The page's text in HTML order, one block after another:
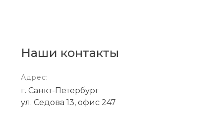
Наши контакты
Адрес:
г. Санкт-Петербург
ул. Седова 13, офис 247